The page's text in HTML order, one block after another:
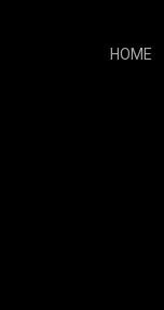
HOME